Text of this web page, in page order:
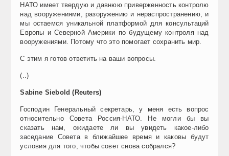
НАТО имеет твердую и давнюю приверженность контролю
над вооружениями, разоружению и нераспространению, и
мы остаемся уникальной платформой для консультаций
Европы и Северной Америки по будущему контроля над
вооружениями. Потому что это помогает сохранить мир.
С этим я готов ответить на ваши вопросы.
(..)
Sabine Siebold (Reuters)
Господин Генеральный секретарь, у меня есть вопрос
относительно Совета Россия-НАТО. Не могли бы вы
сказать нам, ожидаете ли вы увидеть какое-либо
заседание Совета в ближайшее время и каковы будут
условия для того, чтобы совет снова собрался?